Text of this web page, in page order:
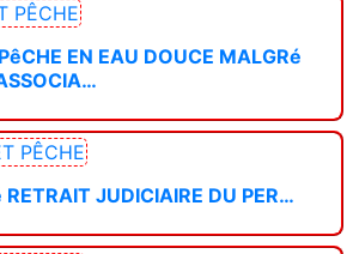
PÊCHE
EN EAU DOUCE MALGRé
PÊCHE
JUDICIAIRE DU PER…